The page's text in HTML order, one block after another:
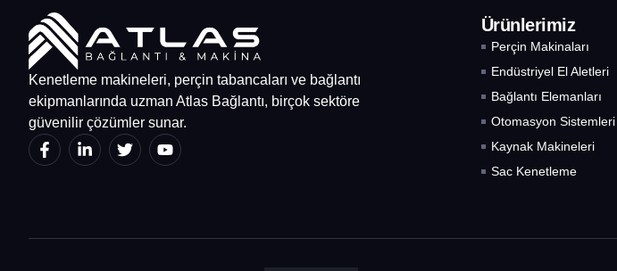
Kenetleme makineleri, perçin tabancaları ve bağlantı
ekipmanlarında uzman Atlas Bağlantı, birçok sektöre
güvenilir çözümler sunar.
Ürünlerimiz
Perçin Makinaları
Endüstriyel El Aletleri
Bağlantı Elemanları
Otomasyon Sistemleri
Kaynak Makineleri
Sac Kenetleme